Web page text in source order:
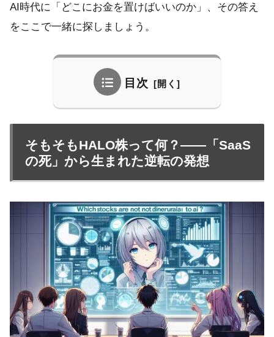
AI時代に「どこにお金を置けばいいのか」、その答え
をここで一緒に探しましょう。
目次
そもそもHALO株って何？——「SaaS
の死」から生まれた逆転の発想